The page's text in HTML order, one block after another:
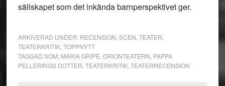
sällskapet som det inkända barnperspektivet ger.
ARKIVERAD UNDER: RECENSION SCEN TEATER
TEATERKRITIK, TOPPNYTT
TAGGAD SOM: MARIA GRIPE ORIONTEATERN PAPPA
PELLERINGS DOTTER TEATERKRITIK, TEATERRECENSION